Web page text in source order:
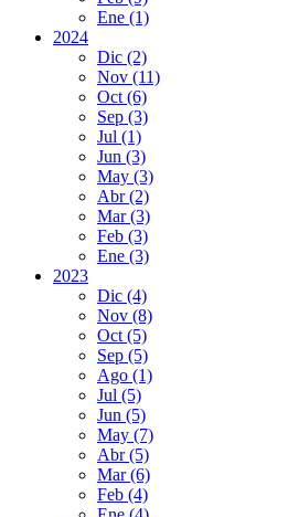
Ene (1)
2024
Dic (2)
Nov (11)
Oct (6)
Sep (3)
Jul (1)
Jun (3)
May (3)
Abr(2)
Mar(3)
Feb (3)
Ene (3)
2023
Dic (4)
Nov (8)
Oct (5)
Sep (5)
Ago (1)
Jul (5)
Jun (5)
May (7)
Abr(5)
Mar(6)
Feb (4)